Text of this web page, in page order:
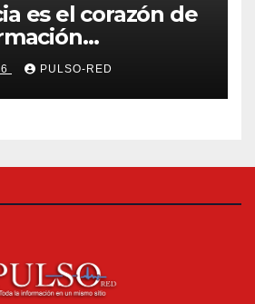
es el corazón de
Rector de la
PULSO-RED